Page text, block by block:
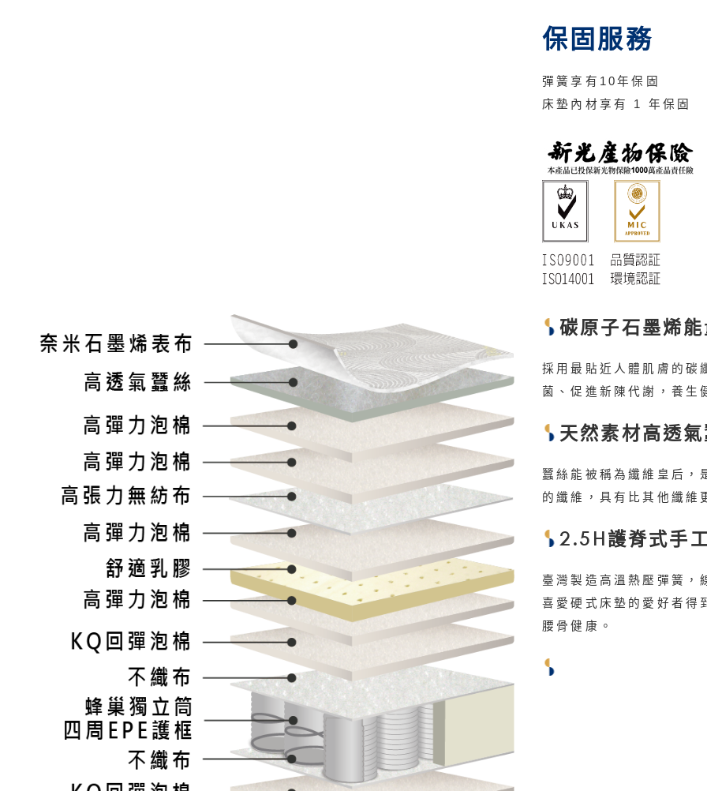
保固服務
彈簧享有10年保固
床墊內材享有 1 年保固
碳原子石墨烯
採用最貼近人體肌膚的碳
菌、促進新陳代謝，養生
天然素材高透
蠶絲能被稱為纖維皇后，
的纖維，具有比其他纖維
2.5H護脊式手
臺灣製造高溫熱壓彈簧
喜愛硬式床墊的愛好者得
腰骨健康。